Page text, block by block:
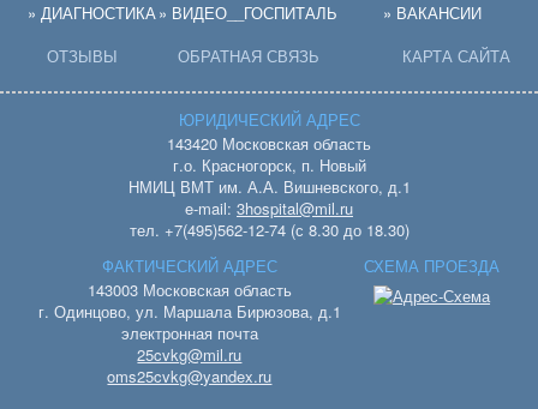
» ДИАГНОСТИКА
ОТЗЫВЫ
» ВИДЕО__ГОСПИТАЛЬ
ОБРАТНАЯ СВЯЗЬ
» ВАКАНСИИ
КАРТА САЙТА
ЮРИДИЧЕСКИЙ АДРЕС
143420 Московская область
г.о. Красногорск, п. Новый
НМИЦ ВМТ им. А.А. Вишневского, д.1
e-mail: 3hospital@mil.ru
тел. +7(495)562-12-74 (с 8.30 до 18.30)
ФАКТИЧЕСКИЙ АДРЕС
143003 Московская область
г. Одинцово, ул. Маршала Бирюзова, д.1
электронная почта
25cvkg@mil.ru
oms25cvkg@yandex.ru
СХЕМА ПРОЕЗДА